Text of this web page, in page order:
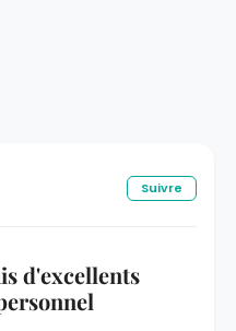
Suivre
d'excellents